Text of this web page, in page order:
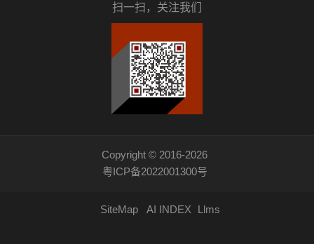
扫一扫，关注我们
Copyright © 2016-2026
粤ICP备2022001300号
SiteMap AI INDEX Llms